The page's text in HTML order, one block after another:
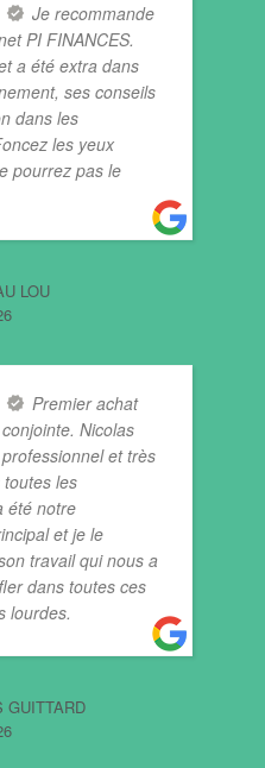
Je recommande
PI FINANCES.
a été extra dans
ses conseils
dans les
les yeux
pourrez pas le
LOU
Premier achat
Nicolas
et très
les
été notre
et je le
travail qui nous a
dans toutes ces
lourdes.
GUITTARD